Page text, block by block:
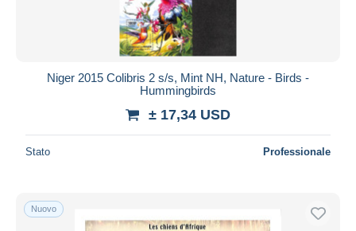
Niger 2015 Colibris 2 s/s, Mint NH, Nature - Birds -
Hummingbirds
± 17,34 USD
Stato Professionale
Nuovo